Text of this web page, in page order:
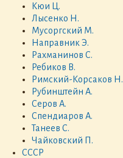
Кюи Ц.
Лысенко Н.
Мусоргский М.
Направник Э.
Рахманинов С.
Ребиков В.
Римский-Корсаков Н.
Рубинштейн А.
Серов А.
Спендиаров А.
Танеев С.
Чайковский П.
СССР